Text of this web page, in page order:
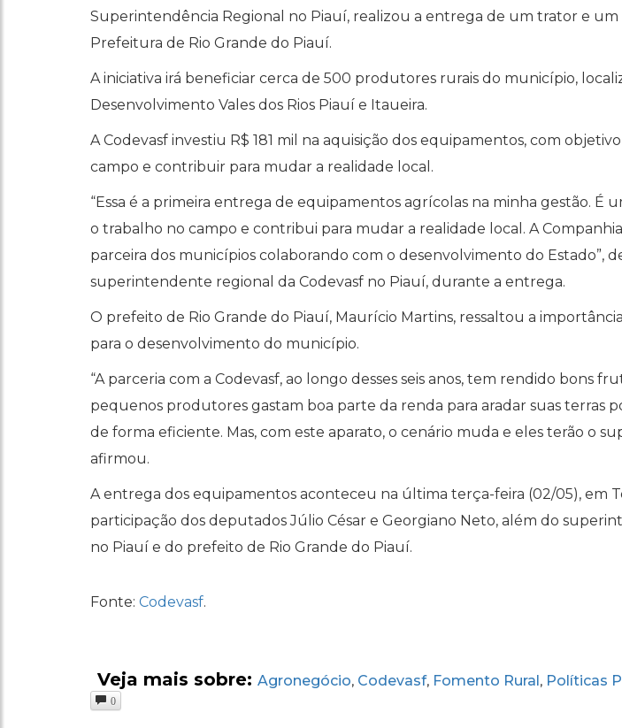
Superintendência Regional no Piauí, realizou a entrega de um trator e um
Prefeitura de Rio Grande do Piauí.
A iniciativa irá beneficiar cerca de 500 produtores rurais do município,
Desenvolvimento Vales dos Rios Piauí e Itaueira.
A Codevasf investiu R$ 181 mil na aquisição dos equipamentos, com
campo e contribuir para mudar a realidade local.
“Essa é a primeira entrega de equipamentos agrícolas na minha gestão. É
o trabalho no campo e contribui para mudar a realidade local. A
parceira dos municípios colaborando com o desenvolvimento do Estado”,
superintendente regional da Codevasf no Piauí, durante a entrega.
O prefeito de Rio Grande do Piauí, Maurício Martins, ressaltou a
para o desenvolvimento do município.
“A parceria com a Codevasf, ao longo desses seis anos, tem rendido bons
pequenos produtores gastam boa parte da renda para aradar suas terras
de forma eficiente. Mas, com este aparato, o cenário muda e eles terão o
afirmou.
A entrega dos equipamentos aconteceu na última terça-feira (02/05), em
participação dos deputados Júlio César e Georgiano Neto, além do
no Piauí e do prefeito de Rio Grande do Piauí.
Fonte: Codevasf.
Veja mais sobre: Agronegócio, Codevasf, Fomento Rural , Políticas
0